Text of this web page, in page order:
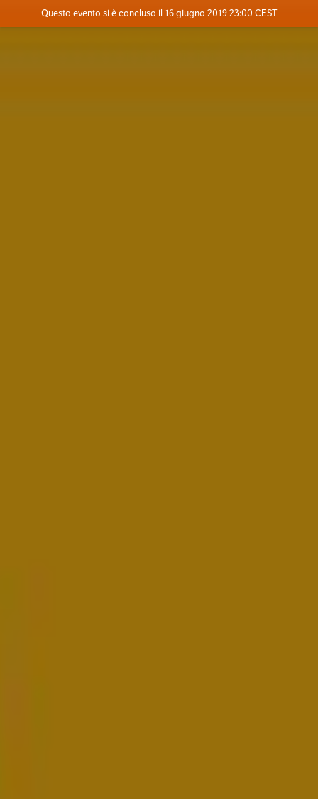
Dove
Questo evento si è concluso il 16 giugno 2019 23:00 CEST